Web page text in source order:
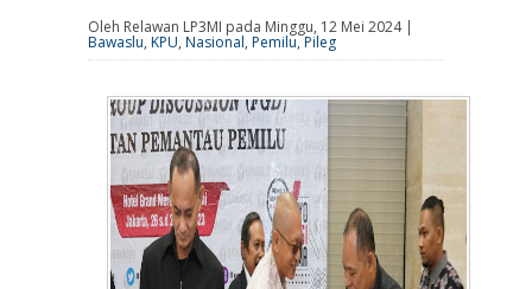
Oleh Relawan LP3MI pada Minggu, 12 Mei 2024 |
Bawaslu, KPU, Nasional, Pemilu,Pileg